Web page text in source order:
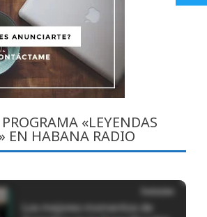
«LEYENDAS
EN HABANA RADIO